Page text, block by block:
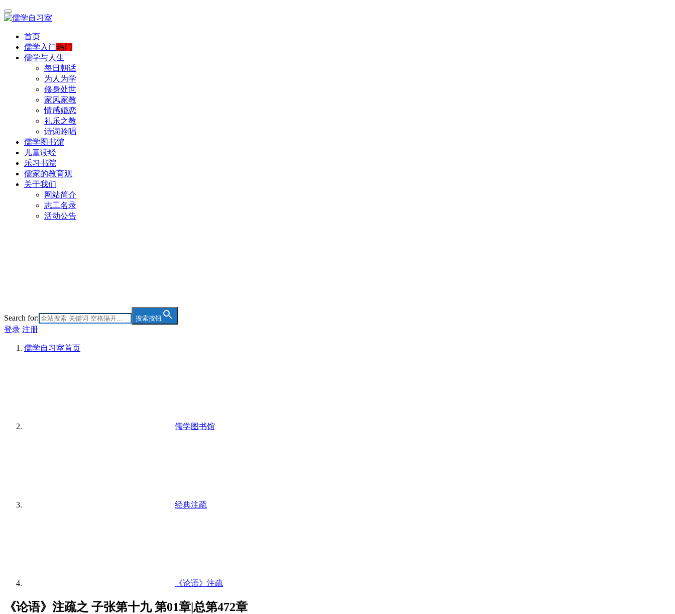
首页
儒学入门热门
儒学与人生
每日朝话
为人为学
修身处世
家风家教
情感婚恋
礼乐之教
诗词吟唱
儒学图书馆
儿童读经
乐习书院
儒家的教育观
关于我们
网站简介
志工名录
活动公告
Search for: 搜索按钮
登录 注册
儒学自习室首页
儒学图书馆
经典注疏
《论语》注疏
《论语》注疏之 子张第十九 第01章|总第472章